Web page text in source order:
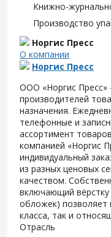
Книжно-
Производство
Норгис Пресс
О компании
Норгис Пресс
ООО «Норгис Пресс»
производителей
назначения.
телефонные и
ассортимент
компанией «Норгис
индивидуальный
из разных ценовых
качеством.
включающий вёрстку
обложек) позволяет
класса, так и
Отрасль